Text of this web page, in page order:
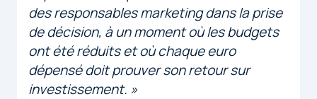
des responsables marketing dans la prise
de décision, à un moment où les budgets
ont été réduits et où chaque euro
dépensé doit prouver son retour sur
investissement. »